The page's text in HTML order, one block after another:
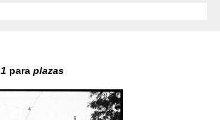
1 para plazas